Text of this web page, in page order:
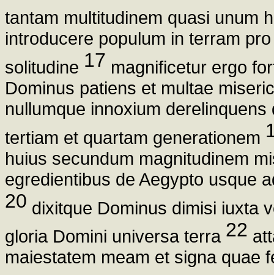
tantam multitudinem quasi unum
introducere populum in terram
solitudine 17 magnificetur ergo
Dominus patiens et multae
nullumque innoxium
tertiam et quartam generationem
huius secundum magnitudinem
egredientibus de Aegypto usque
20 dixitque Dominus dimisi iuxta
gloria Domini universa terra 22
maiestatem meam et signa quae